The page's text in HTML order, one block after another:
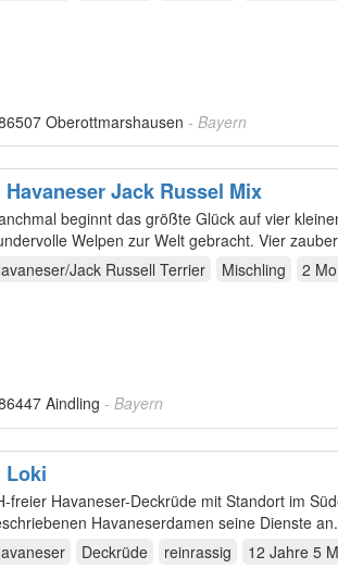
Oberottmarshausen - Bayern
Havaneser Jack Russel Mix
beginnt das größte Glück auf vier kleinen Pfoten. Am Pfingstsonntag hat
Welpen zur Welt gebracht. Vier
Jack Russell Terrier
Mischling 2
Aindling - Bayern
Loki
freier Havaneser-Deckrüde mit Standort im
Havaneserdamen seine Dienste
Deckrüde reinrassig 12 Jahre 5